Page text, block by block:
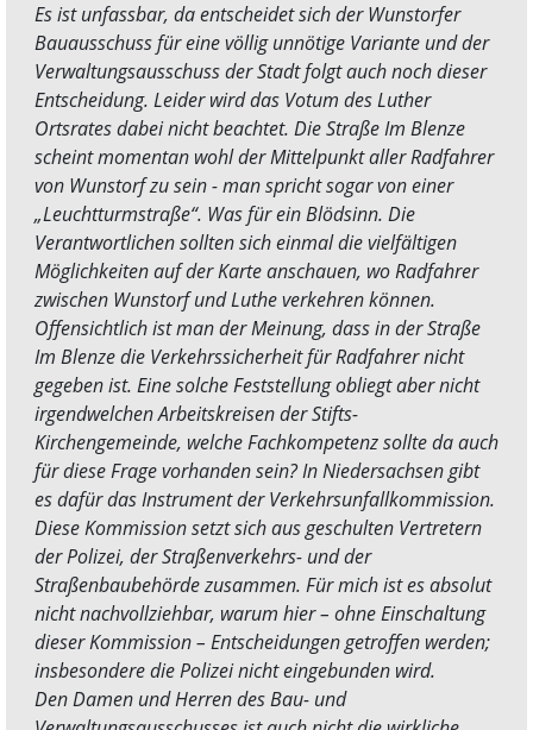
Es ist unfassbar, da entscheidet sich der Wunstorfer
Bauausschuss für eine völlig unnötige Variante und der
Verwaltungsausschuss der Stadt folgt auch noch dieser
Entscheidung. Leider wird das Votum des Luther
Ortsrates dabei nicht beachtet. Die Straße Im Blenze
scheint momentan wohl der Mittelpunkt aller Radfahrer
von Wunstorf zu sein - man spricht sogar von einer
„Leuchtturmstraße“. Was für ein Blödsinn. Die
Verantwortlichen sollten sich einmal die vielfältigen
Möglichkeiten auf der Karte anschauen, wo Radfahrer
zwischen Wunstorf und Luthe verkehren können.
Offensichtlich ist man der Meinung, dass in der Straße
Im Blenze die Verkehrssicherheit für Radfahrer nicht
gegeben ist. Eine solche Feststellung obliegt aber nicht
irgendwelchen Arbeitskreisen der Stifts-
Kirchengemeinde, welche Fachkompetenz sollte da auch
für diese Frage vorhanden sein? In Niedersachsen gibt
es dafür das Instrument der Verkehrsunfallkommission.
Diese Kommission setzt sich aus geschulten Vertretern
der Polizei, der Straßenverkehrs- und der
Straßenbaubehörde zusammen. Für mich ist es absolut
nicht nachvollziehbar, warum hier – ohne Einschaltung
dieser Kommission – Entscheidungen getroffen werden;
insbesondere die Polizei nicht eingebunden wird.
Den Damen und Herren des Bau- und